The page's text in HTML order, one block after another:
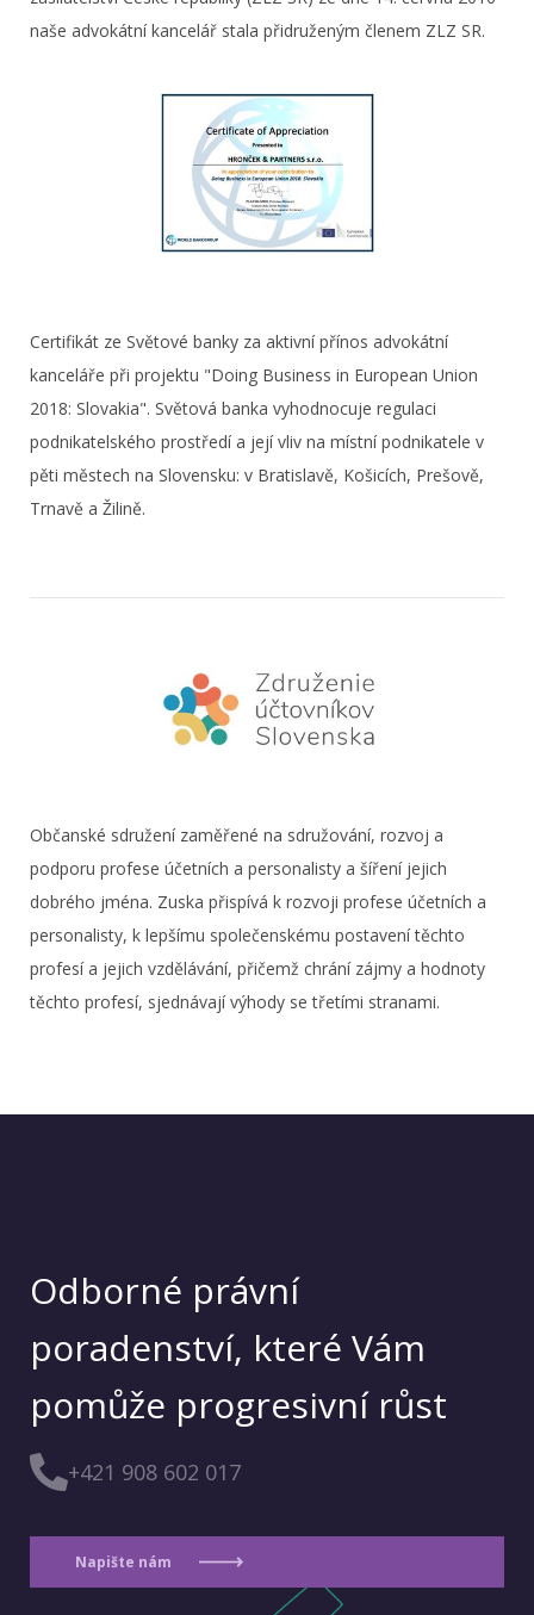
naše advokátní kancelář stala přidruženým členem ZLZ SR.
Certifikát ze Světové banky za aktivní přínos advokátní
kanceláře při projektu "Doing Business in European Union
2018: Slovakia". Světová banka vyhodnocuje regulaci
podnikatelského prostředí a její vliv na místní podnikatele v
pěti městech na Slovensku: v Bratislavě, Košicích, Prešově,
Trnavě a Žilině.
Občanské sdružení zaměřené na sdružování, rozvoj a
podporu profese účetních a personalisty a šíření jejich
dobrého jména. Zuska přispívá k rozvoji profese účetních a
personalisty, k lepšímu společenskému postavení těchto
profesí a jejich vzdělávání, přičemž chrání zájmy a hodnoty
těchto profesí, sjednávají výhody se třetími stranami.
Odborné právní
poradenství, které Vám
pomůže progresivní růst
+421 908 602 017
Napište nám